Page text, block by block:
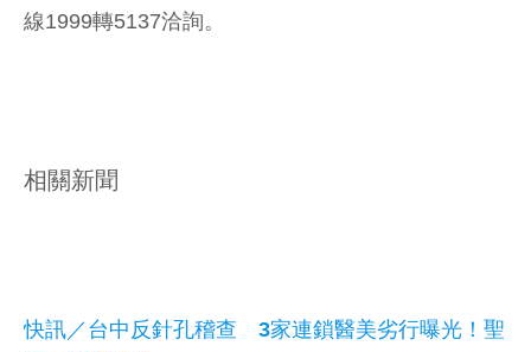
線1999轉5137洽詢。
相關新聞
快訊／台中反針孔稽查 3家連鎖醫美劣行曝光！聖